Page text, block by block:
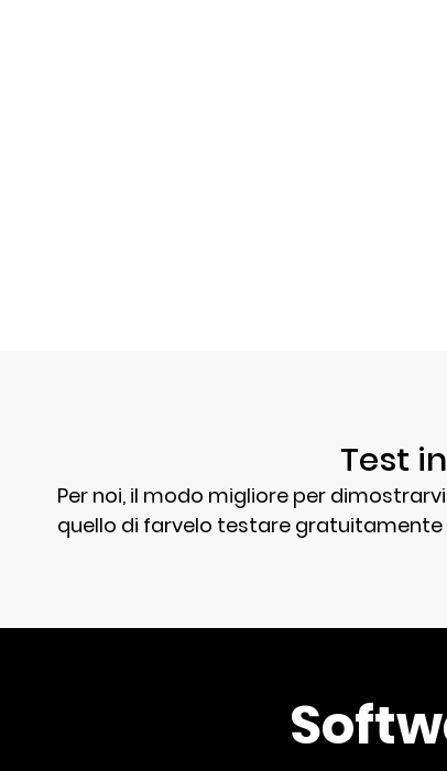
Test
Per noi, il modo migliore per
quello di farvelo testare gratuitamente